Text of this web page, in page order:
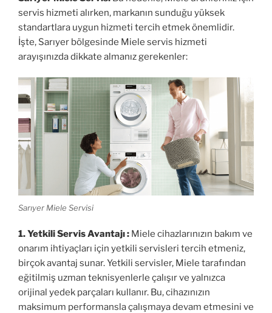
servis hizmeti alırken, markanın sunduğu yüksek
standartlara uygun hizmeti tercih etmek önemlidir.
İşte, Sarıyer bölgesinde Miele servis hizmeti
arayışınızda dikkate almanız gerekenler:
Sarıyer Miele Servisi
1. Yetkili Servis Avantajı : Miele cihazlarınızın bakım ve
onarım ihtiyaçları için yetkili servisleri tercih etmeniz,
birçok avantaj sunar. Yetkili servisler, Miele tarafından
eğitilmiş uzman teknisyenlerle çalışır ve yalnızca
orijinal yedek parçaları kullanır. Bu, cihazınızın
maksimum performansla çalışmaya devam etmesini ve